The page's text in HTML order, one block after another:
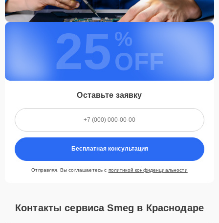
25 %
OFF
Оставьте заявку
Бесплатная консультация
Отправляя, Вы соглашаетесь с политикой конфиденциальности
Контакты сервиса Smeg в Краснодаре